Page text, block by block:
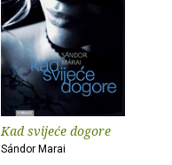
Kad svijeće dogore
Sándor Marai